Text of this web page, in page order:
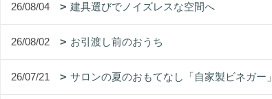
26/08/04 建具選びでノイズレスな空間へ
26/08/02 お引渡し前のおうち
26/07/21 サロンの夏のおもてなし「自家製ビネガー」